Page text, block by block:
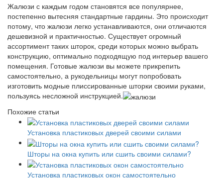
Жалюзи с каждым годом становятся все популярнее,
постепенно вытесняя стандартные гардины. Это происходит
потому, что жалюзи легко устанавливаются, они отличаются
дешевизной и практичностью. Существует огромный
ассортимент таких шторок, среди которых можно выбрать
конструкцию, оптимально подходящую под интерьер вашего
помещения. Готовые жалюзи вы можете прикрепить
самостоятельно, а рукодельницы могут попробовать
изготовить модные плиссированные шторки своими руками,
пользуясь несложной инструкцией.
Похожие статьи
Установка пластиковых дверей своими силами
Шторы на окна купить или сшить своими силами?
Установка пластиковых окон самостоятельно